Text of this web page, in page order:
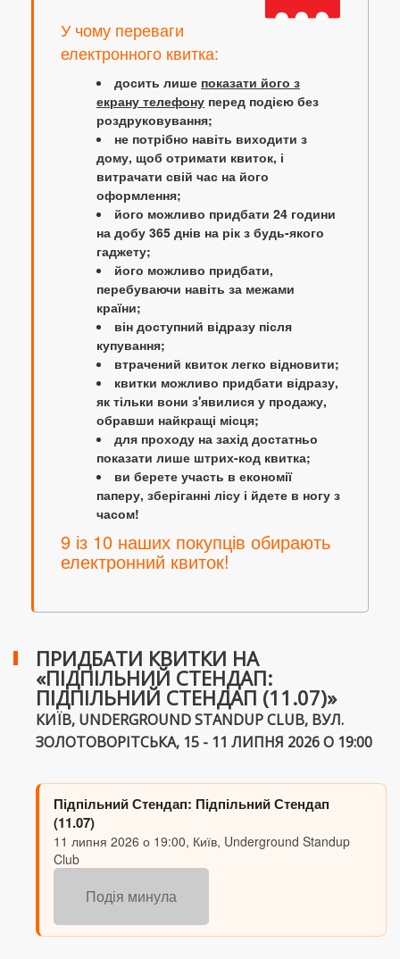
У чому переваги
електронного квитка:
досить лише показати його з
екрану телефону перед подією без
роздруковування;
не потрібно навіть виходити з
дому, щоб отримати квиток, і
витрачати свій час на його
оформлення;
його можливо придбати 24 години
на добу 365 днів на рік з будь-якого
гаджету;
його можливо придбати,
перебуваючи навіть за межами
країни;
він доступний відразу після
купування;
втрачений квиток легко відновити;
квитки можливо придбати відразу,
як тільки вони з'явилися у продажу,
обравши найкращі місця;
для проходу на захід достатньо
показати лише штрих-код квитка;
ви берете участь в економії
паперу, зберіганні лісу і йдете в ногу з
часом!
9 із 10 наших покупців обирають
електронний квиток!
ПРИДБАТИ КВИТКИ НА
«ПІДПІЛЬНИЙ СТЕНДАП:
ПІДПІЛЬНИЙ СТЕНДАП (11.07)»
КИЇВ, UNDERGROUND STANDUP CLUB, ВУЛ.
ЗОЛОТОВОРІТСЬКА, 15 - 11 ЛИПНЯ 2026 О 19:00
Підпільний Стендап: Підпільний Стендап
(11.07)
11 липня 2026 о 19:00, Київ, Underground Standup
Club
Подія минула